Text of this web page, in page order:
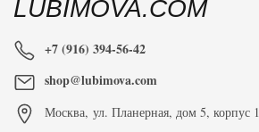
LUBIMOVA.COM
+7 (916) 394-56-42
shop@lubimova.com
Москва, ул. Планерная, дом 5, корпус 1